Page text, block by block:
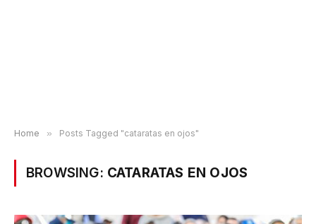
Home » Posts Tagged "cataratas en ojos"
BROWSING: CATARATAS EN OJOS